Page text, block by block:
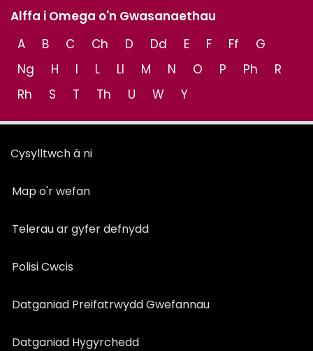
Alffa i Omega o'n Gwasanaethau
A
B C Ch D Dd E F Ff
G
Ng
H I L Ll M N O P Ph
R
Rh
S T Th U W Y
Cysylltwch â ni
Map o'r wefan
Telerau ar gyfer defnydd
Polisi Cwcis
Datganiad Preifatrwydd Gwefannau
Datganiad Hygyrchedd